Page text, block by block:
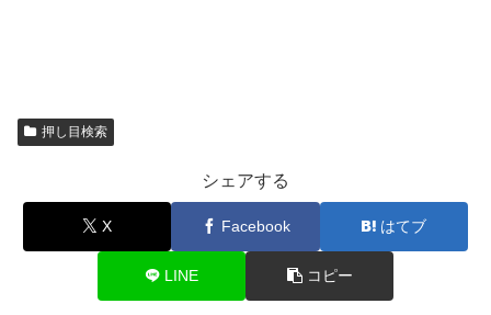
押し目検索
シェアする
X Facebook はてブ
LINE コピー